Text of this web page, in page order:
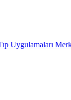
Uygulamaları